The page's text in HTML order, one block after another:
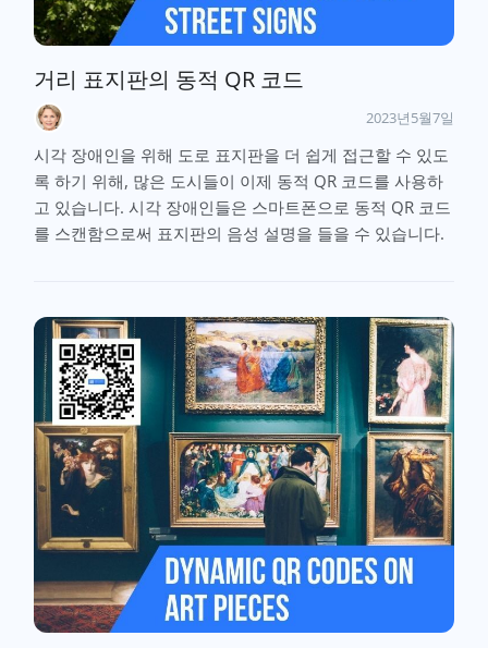
거리 표지판의 동적 QR 코드
2023년5월7일
시각 장애인을 위해 도로 표지판을 더 쉽게 접근할 수 있도
록 하기 위해, 많은 도시들이 이제 동적 QR 코드를 사용하
고 있습니다. 시각 장애인들은 스마트폰으로 동적 QR 코드
를 스캔함으로써 표지판의 음성 설명을 들을 수 있습니다.